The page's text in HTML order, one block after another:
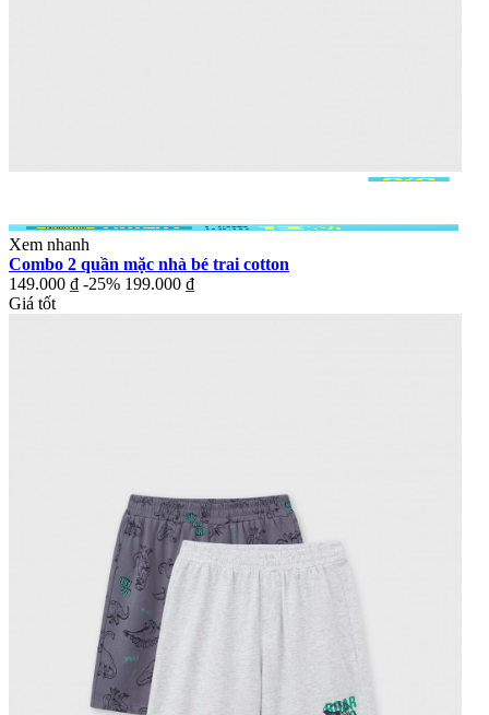
Xem nhanh
Combo 2 quần mặc nhà bé trai cotton
149.000 ₫ -25% 199.000 ₫
Giá tốt